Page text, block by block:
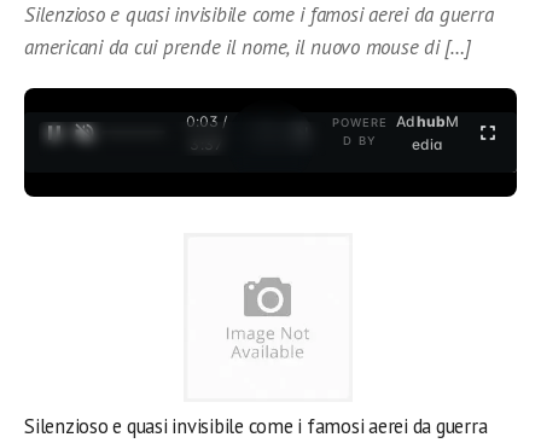
Silenzioso e quasi invisibile come i famosi aerei da guerra
americani da cui prende il nome, il nuovo mouse di […]
0:03 /
3:37
POWERE
D BY
AdhubM
edia
Silenzioso e quasi invisibile come i famosi aerei da guerra